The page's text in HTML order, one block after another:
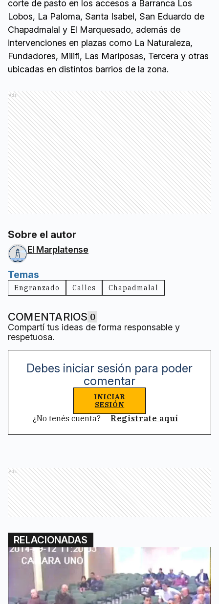
corte de pasto en los accesos a Barranca Los
Lobos, La Paloma, Santa Isabel, San Eduardo de
Chapadmalal y El Marquesado, además de
intervenciones en plazas como La Naturaleza,
Fundadores, Milifi, Las Mariposas, Tercera y otras
ubicadas en distintos barrios de la zona.
Ads
Sobre el autor
El Marplatense
Temas
Engranzado Calles Chapadmalal
COMENTARIOS 0
Compartí tus ideas de forma responsable y
respetuosa.
Debes iniciar sesión para poder
comentar
INICIAR
SESIÓN
¿No tenés cuenta? Registrate aquí
Ads
RELACIONADAS